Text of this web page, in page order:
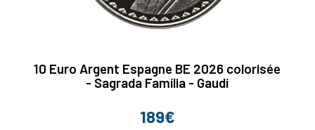
10 Euro Argent Espagne BE 2026 colorisée
- Sagrada Família - Gaudí
Prix
189€